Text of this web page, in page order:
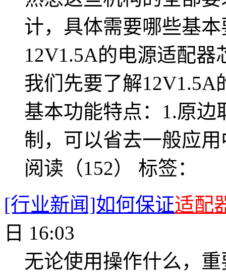
计，具体需要哪些基
12V1.5A的电源适配器
我们先要了解12V1.5A
基本功能特点：1.原
制，可以省去一般应
阅读（152） 标签：
[行业新闻]如何保证适配
日 16:03
无论使用操作什么，